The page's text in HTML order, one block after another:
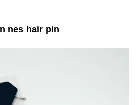
nes hair pin